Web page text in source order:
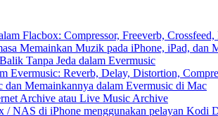
Flacbox: Compressor, Freeverb,
Memainkan Muzik pada iPhone, iPad, dan
Tanpa Jeda dalam Evermusic
Evermusic: Reverb, Delay, Distortion,
Memainkannya dalam Evermusic di Mac
Archive atau Live Music Archive
/ NAS di iPhone menggunakan pelayan Kodi